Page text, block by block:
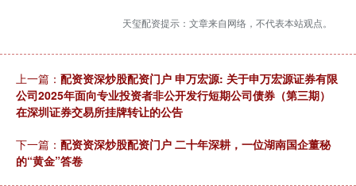
天玺配资提示：文章来自网络，不代表本站观点。
上一篇： 配资资深炒股配资门户 申万宏源: 关于申万宏源证券有限
公司2025年面向专业投资者非公开发行短期公司债券（第三期）
在深圳证券交易所挂牌转让的公告
下一篇： 配资资深炒股配资门户 二十年深耕，一位湖南国企董秘
的“黄金”答卷